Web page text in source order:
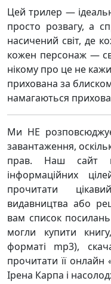
Цей трилер —
просто розвагу, а
насичений світ, де
кожен персонаж —
нікому про це не
прихована за
намагаються
Ми НЕ
завантаження,
прав. Наш сайт
інформаційних
прочитати
видавництва або
вам список
могли купити
форматі mp3),
прочитати її
Ірена Карпа і